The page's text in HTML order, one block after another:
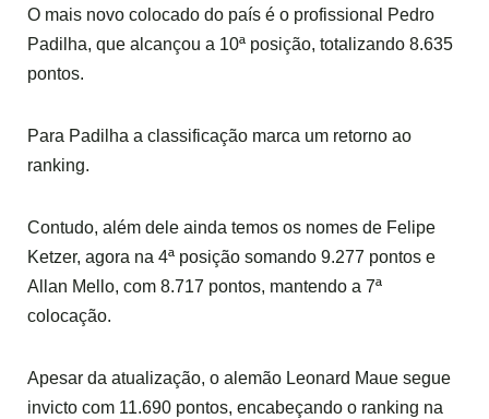
O mais novo colocado do país é o profissional Pedro
Padilha, que alcançou a 10ª posição, totalizando 8.635
pontos.
Para Padilha a classificação marca um retorno ao
ranking.
Contudo, além dele ainda temos os nomes de Felipe
Ketzer, agora na 4ª posição somando 9.277 pontos e
Allan Mello, com 8.717 pontos, mantendo a 7ª
colocação.
Apesar da atualização, o alemão Leonard Maue segue
invicto com 11.690 pontos, encabeçando o ranking na